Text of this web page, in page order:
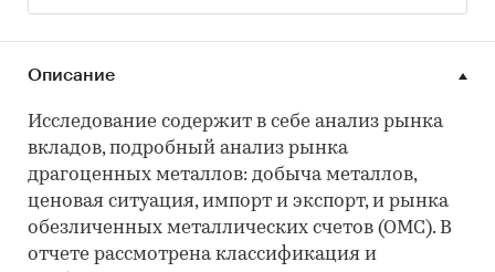
Описание
Исследование содержит в себе анализ рынка
вкладов, подробный анализ рынка
драгоценных металлов: добыча металлов,
ценовая ситуация, импорт и экспорт, и рынка
обезличенных металлических счетов (ОМС). В
отчете рассмотрена классификация и